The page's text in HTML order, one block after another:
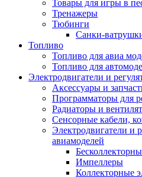
Товары для игры в
Тренажеры
Тюбинги
Санки-
Топливо
Топливо для авиа
Топливо для
Электродвигатели и
Аксессуары и
Программаторы для
Радиаторы и
Сенсорные кабели,
Электродвигатели и
авиамоделей
Импеллеры
Коллекторные